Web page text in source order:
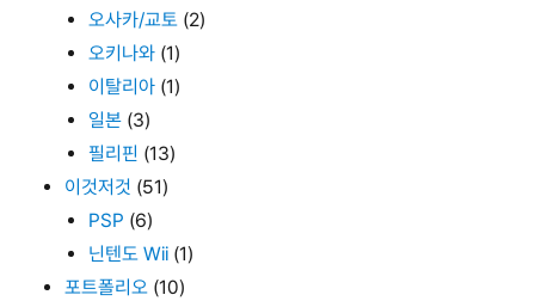
오사카/교토 (2)
오키나와 (1)
이탈리아 (1)
일본 (3)
필리핀 (13)
이것저것 (51)
PSP (6)
닌텐도 Wii (1)
포트폴리오 (10)